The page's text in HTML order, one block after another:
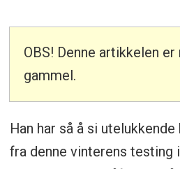
OBS! Denne artikkelen
gammel.
Han har så å si
fra denne vinterens testing